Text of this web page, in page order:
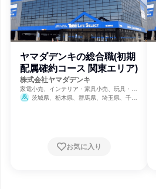
ヤマダデンキの総合職(初期
配属確約コース 関東エリア)
株式会社ヤマダデンキ
家電小売、インテリア・家具小売、玩具・ホ
ビー用品小売
茨城県、栃木県、群馬県、埼玉県、千葉
お気に入り